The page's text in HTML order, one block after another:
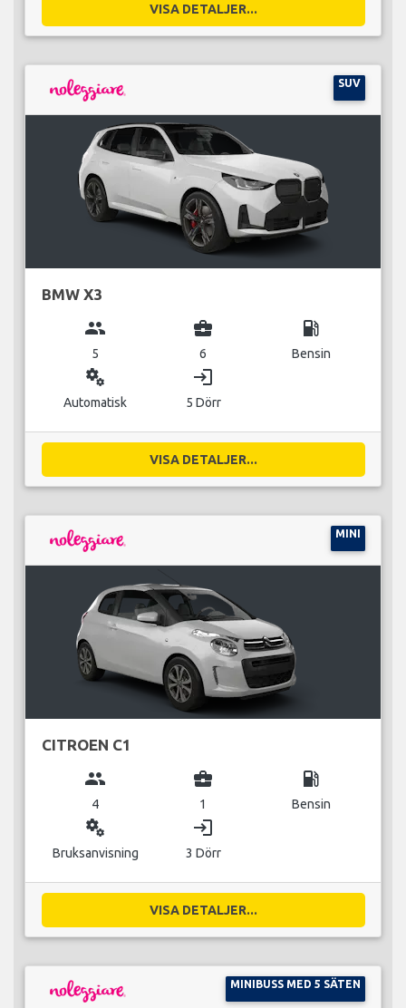
VISA DETALJER...
SUV
BMW X3
group
5
business_center
6
local_gas_station
Bensin
miscellaneous_services
Automatisk
login
5 Dörr
VISA DETALJER...
MINI
CITROEN C1
group
4
business_center
1
local_gas_station
Bensin
miscellaneous_services
Bruksanvisning
login
3 Dörr
VISA DETALJER...
MINIBUSS MED 5 SÄTEN